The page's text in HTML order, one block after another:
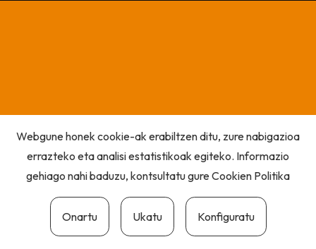
Webgune honek cookie-ak erabiltzen ditu, zure nabigazioa
errazteko eta analisi estatistikoak egiteko. Informazio
gehiago nahi baduzu, kontsultatu gureCookien Politika
Onartu Ukatu Konfiguratu